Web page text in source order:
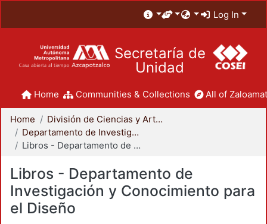
Log In
Secretaría de
Unidad
Home Communities & Collections All of
Home
División de Ciencias y Artes para el Diseño
Departamento de Investigación y Conocimiento para el Diseño
Libros - Departamento de Investigación y Conocimiento para el Diseño
Libros - Departamento de
Investigación y Conocimiento para
el Diseño